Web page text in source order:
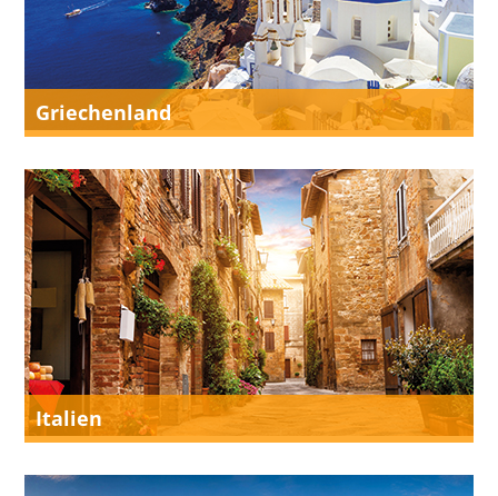
Griechenland
Italien